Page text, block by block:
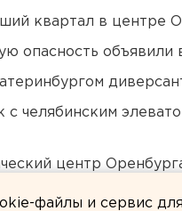
квартал в центре
опасность объявили
с челябинским
центр
файлы и сервис